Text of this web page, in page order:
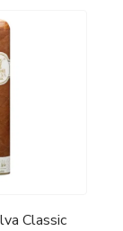
Classic